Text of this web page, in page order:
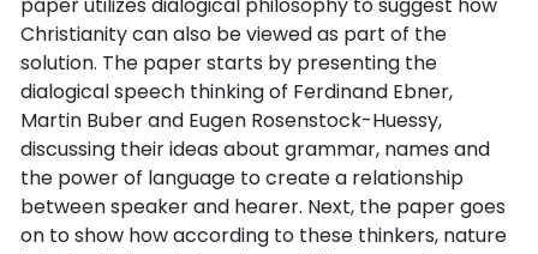
Christianity can also be viewed as part of the
solution. The paper starts by presenting the
dialogical speech thinking of Ferdinand Ebner,
Martin Buber and Eugen Rosenstock-Huessy,
discussing their ideas about grammar, names and
the power of language to create a relationship
between speaker and hearer. Next, the paper goes
on to show how according to these thinkers, nature